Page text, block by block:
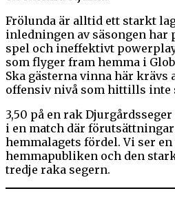
Frölunda är alltid ett starkt
inledningen av säsongen har
spel och ineffektivt
som flyger fram hemma i
Ska gästerna vinna här krävs
offensiv nivå som hittills inte
3,50 på en rak
i en match där
hemmalagets fördel. Vi ser
hemmapubliken och den
tredje raka segern.